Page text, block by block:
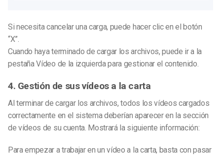
Si necesita cancelar una carga, puede hacer clic en el botón
“X”.
Cuando haya terminado de cargar los archivos, puede ir a la
pestaña Vídeo de la izquierda para gestionar el contenido.
4. Gestión de sus vídeos a la carta
Al terminar de cargar los archivos, todos los vídeos cargados
correctamente en el sistema deberían aparecer en la sección
de vídeos de su cuenta. Mostrará la siguiente información:
Para empezar a trabajar en un vídeo a la carta, basta con pasar